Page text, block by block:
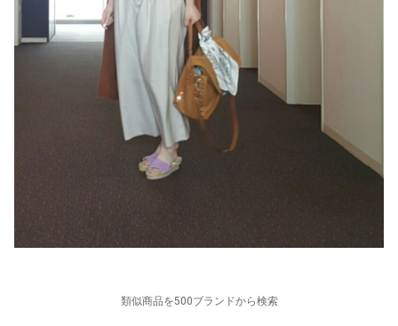
類似商品を500ブランドから検索